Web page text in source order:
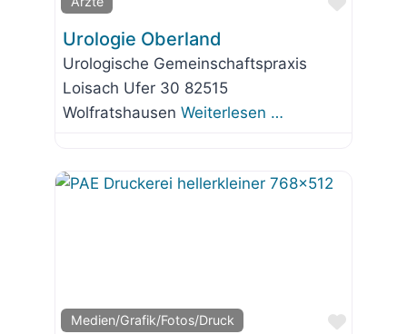
Urologie Oberland
Urologische Gemeinschaftspraxis
Loisach Ufer 30 82515
Wolfratshausen Weiterlesen …
Medien/Grafik/Fotos/Druck
Favorit